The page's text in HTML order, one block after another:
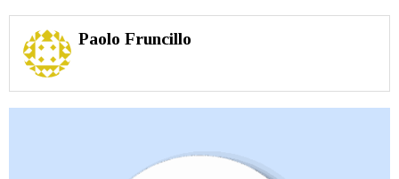
Paolo Fruncillo